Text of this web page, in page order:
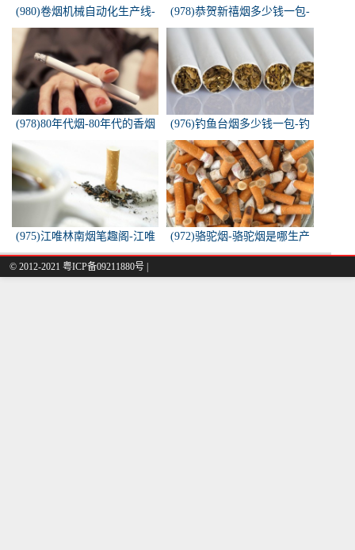
(980)卷烟机械自动化生产线-
中国烟草机械集团
(978)恭贺新禧烟多少钱一包-
恭贺新禧香烟有细支的多少钱
一盒？
(978)80年代烟-80年代的香烟
(976)钓鱼台烟多少钱一包-钓
鱼台烟多少钱一包
(975)江唯林南烟笔趣阁-江唯
林南烟小说叫什么名字？
(972)骆驼烟-骆驼烟是哪生产
的
© 2012-2021 粤ICP备09211880号 |